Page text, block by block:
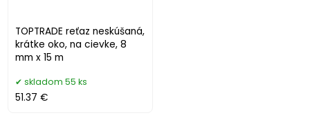
TOPTRADE reťaz neskúšaná,
krátke oko, na cievke, 8
mm x 15 m
skladom 55 ks
51.37 €